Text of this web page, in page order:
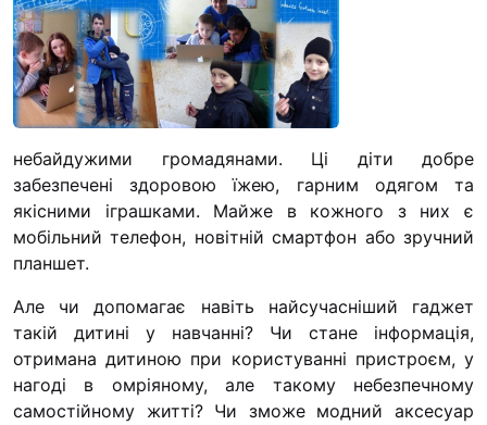
Підтримати сім’ю
Юричко
“#Усинови_ТИ”
Законодавство
Освіта
Контакти
procopecj@gmail.com
небайдужими громадянами. Ці діти добре
забезпечені здоровою їжею, гарним одягом та
якісними іграшками. Майже в кожного з них є
мобільний телефон, новітній смартфон або зручний
планшет.
Але чи допомагає навіть найсучасніший гаджет
такій дитині у навчанні? Чи стане інформація,
отримана дитиною при користуванні пристроєм, у
нагоді в омріяному, але такому небезпечному
самостійному житті? Чи зможе модний аксесуар